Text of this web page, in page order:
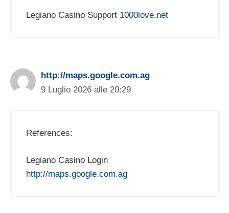
Legiano Casino Support 1000love.net
http://maps.google.com.ag
9 Luglio 2026 alle 20:29
References:
Legiano Casino Login
http://maps.google.com.ag